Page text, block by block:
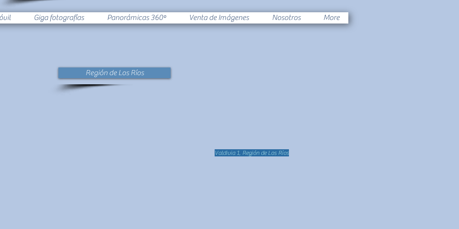
Giga fotografías Panorámicas 360º Venta de Imágenes Nosotros More
Región de Los Ríos
Valdivia 1, Región de Los Ríos